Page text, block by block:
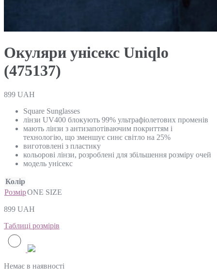
Окуляри унісекс Uniqlo
(475137)
899 UAH
Square Sunglasses
лінзи UV400 блокують 99% ультрафіолетових променів
мають лінзи з антизапотіваючим покриттям і
технологію, що зменшує синє світло на 25%
виготовлені з пластику
кольорові лінзи, розроблені для збільшення розміру очей
модель унісекс
Колір
РозмірONE SIZE
899 UAH
Таблиці розмірів
Немає в наявності